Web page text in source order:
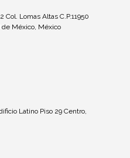
Col. Lomas Altas C.P.11950
México, México
Latino Piso 29 Centro,